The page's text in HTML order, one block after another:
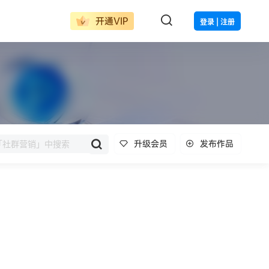
开通VIP 登录 | 注册
升级会员 发布作品